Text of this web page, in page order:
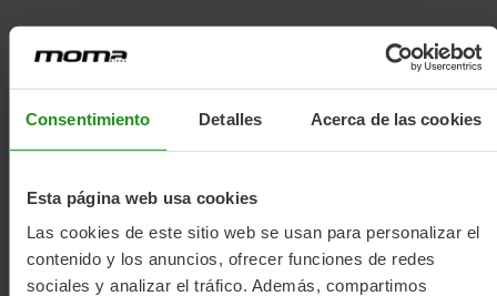
Consentimiento Detalles Acerca de las cookies
Esta página web usa cookies
Las cookies de este sitio web se usan para personalizar el
contenido y los anuncios, ofrecer funciones de redes
sociales y analizar el tráfico. Además, compartimos